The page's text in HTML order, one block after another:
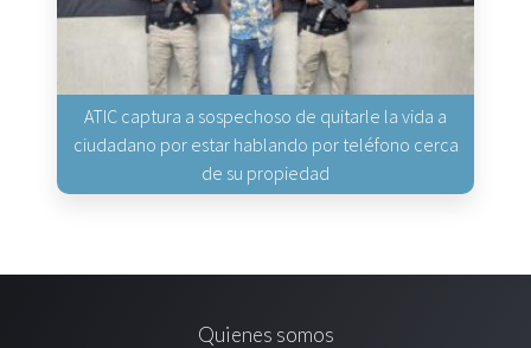
ATIC captura a sospechoso de quitarle la vida a
ciudadano por estar hablando por teléfono cerca
de su propiedad
Quienes somos